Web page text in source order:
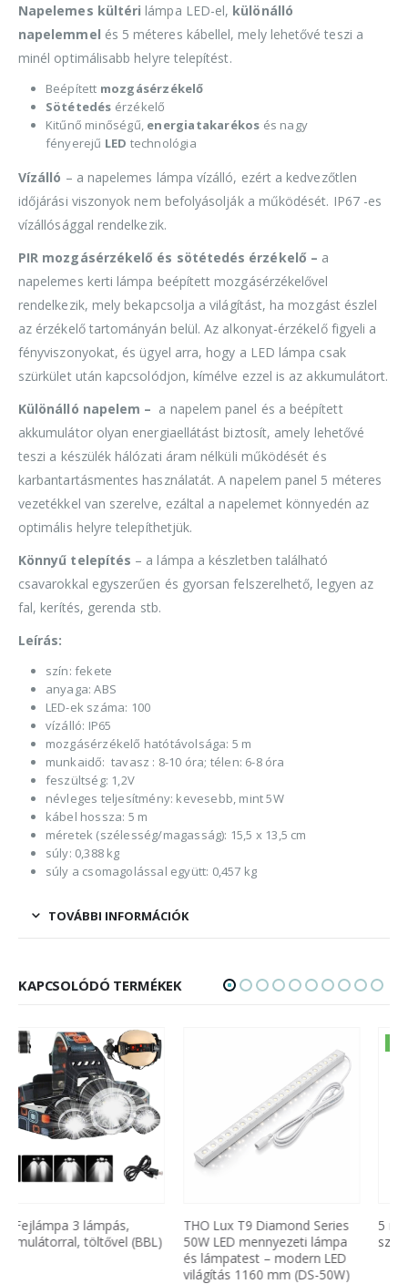
Napelemes kültéri lámpa LED-el, különálló
napelemmel és 5 méteres kábellel, mely lehetővé teszi a
minél optimálisabb helyre telepítést.
Beépített mozgásérzékelő
Sötétedés érzékelő
Kitűnő minőségű, energiatakarékos és nagy
fényerejű LED technológia
Vízálló – a napelemes lámpa vízálló, ezért a kedvezőtlen
időjárási viszonyok nem befolyásolják a működését. IP67 -es
vízállósággal rendelkezik.
PIR mozgásérzékelő és sötétedés érzékelő – a
napelemes kerti lámpa beépített mozgásérzékelővel
rendelkezik, mely bekapcsolja a világítást, ha mozgást észlel
az érzékelő tartományán belül. Az alkonyat-érzékelő figyeli a
fényviszonyokat, és ügyel arra, hogy a LED lámpa csak
szürkület után kapcsolódjon, kímélve ezzel is az akkumulátort.
Különálló napelem – a napelem panel és a beépített
akkumulátor olyan energiaellátást biztosít, amely lehetővé
teszi a készülék hálózati áram nélküli működését és
karbantartásmentes használatát. A napelem panel 5 méteres
vezetékkel van szerelve, ezáltal a napelemet könnyedén az
optimális helyre telepíthetjük.
Könnyű telepítés – a lámpa a készletben található
csavarokkal egyszerűen és gyorsan felszerelhető, legyen az
fal, kerítés, gerenda stb.
Leírás:
szín: fekete
anyaga: ABS
LED-ek száma: 100
vízálló: IP65
mozgásérzékelő hatótávolsága: 5 m
munkaidő: tavasz : 8-10 óra; télen: 6-8 óra
feszültség: 1,2V
névleges teljesítmény: kevesebb, mint 5W
kábel hossza: 5 m
méretek (szélesség/magasság): 15,5 x 13,5 cm
súly: 0,388 kg
súly a csomagolással együtt: 0,457 kg
TOVÁBBI INFORMÁCIÓK
KAPCSOLÓDÓ TERMÉKEK
THO Lux T9 Diamond Series
50W LED mennyezeti lámpa
világítás 1160 mm (DS-50W)
5 méteres RGB színes LED
szalag (BBV)